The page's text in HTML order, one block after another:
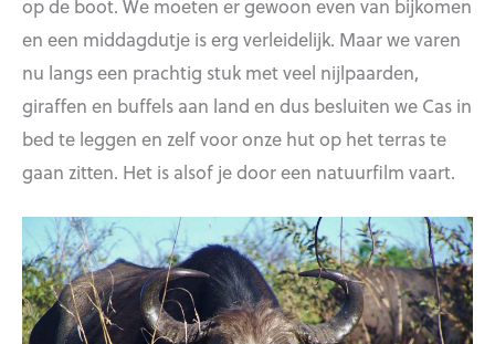
en een middagdutje is erg verleidelijk. Maar we varen
nu langs een prachtig stuk met veel nijlpaarden,
giraffen en buffels aan land en dus besluiten we Cas in
bed te leggen en zelf voor onze hut op het terras te
gaan zitten. Het is alsof je door een natuurfilm vaart.